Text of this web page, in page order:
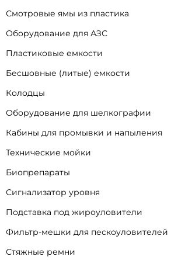
Смотровые ямы из пластика
Оборудование для АЗС
Пластиковые емкости
Бесшовные (литые) емкости
Колодцы
Оборудование для шелкографии
Кабины для промывки и напыления
Технические мойки
Биопрепараты
Сигнализатор уровня
Подставка под жироуловители
Фильтр-мешки для пескоуловителей
Стяжные ремни